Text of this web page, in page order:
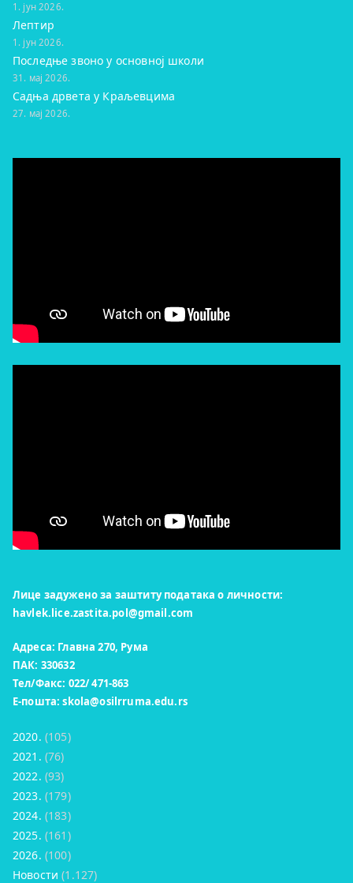
1. јун 2026.
Лептир
1. јун 2026.
Последње звоно у основној школи
31. мај 2026.
Садња дрвета у Краљевцима
27. мај 2026.
Лице задужено за заштиту података о личности:
havlek.lice.zastita.pol@gmail.com
Адреса: Главна 270, Рума
ПАК: 330632
Тел/Факс: 022/ 471-863
Е-пошта:skola@osilrruma.edu.rs
2020. (105)
2021. (76)
2022. (93)
2023. (179)
2024. (183)
2025. (161)
2026. (100)
Новости (1.127)